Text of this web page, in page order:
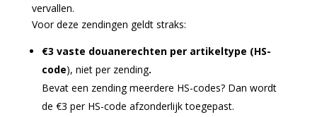
vervallen.
Voor deze zendingen geldt straks:
€3 vaste douanerechten per artikeltype (HS-
code), niet per zending.
Bevat een zending meerdere HS-codes? Dan wordt
de €3 per HS-code afzonderlijk toegepast.